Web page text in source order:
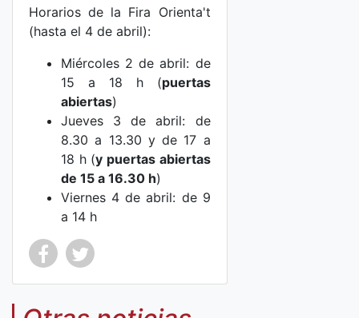
Horarios de la Fira Orienta't
(hasta el 4 de abril):
Miércoles 2 de abril: de
15 a 18 h (puertas
abiertas)
Jueves 3 de abril: de
8.30 a 13.30 y de 17 a
18 h (y puertas abiertas
de 15 a 16.30 h)
Viernes 4 de abril: de 9
a 14 h
Co Co